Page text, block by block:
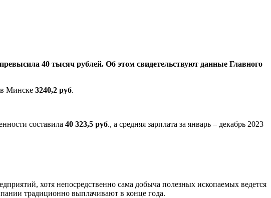
40 тысяч рублей. Об этом свидетельствуют данные Главного
в Минске 3240,2 руб.
составила 40 323,5 руб., а средняя зарплата за январь – декабрь 2023
хотя непосредственно сама добыча полезных ископаемых ведется
традиционно выплачивают в конце года.